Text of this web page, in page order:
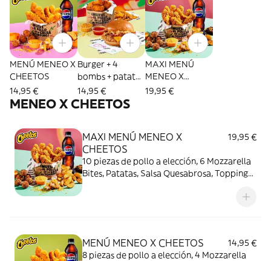
MENÚ MENEO X
CHEETOS
14,95 €
Burger + 4
bombs + patatas
S + topping +
salsa
14,95 €
MAXI MENÚ
MENEO X
CHEETOS
19,95 €
MENEO X CHEETOS
MAXI MENÚ MENEO X
CHEETOS
19,95 €
10 piezas de pollo a elección, 6 Mozzarella
Bites, Patatas, Salsa Quesabrosa, Topping
MENÚ MENEO X CHEETOS
14,95 €
8 piezas de pollo a elección, 4 Mozzarella